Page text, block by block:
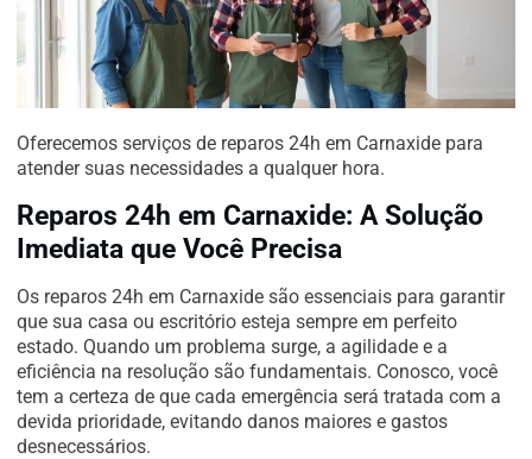
Oferecemos serviços de reparos 24h em Carnaxide para
atender suas necessidades a qualquer hora.
Reparos 24h em Carnaxide: A Solução
Imediata que Você Precisa
Os reparos 24h em Carnaxide são essenciais para garantir
que sua casa ou escritório esteja sempre em perfeito
estado. Quando um problema surge, a agilidade e a
eficiência na resolução são fundamentais. Conosco, você
tem a certeza de que cada emergência será tratada com a
devida prioridade, evitando danos maiores e gastos
desnecessários.